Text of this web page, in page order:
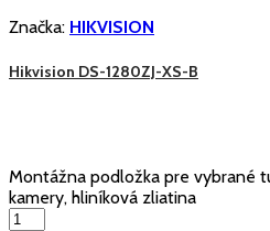
Značka: HIKVISION
Hikvision DS-1280ZJ-XS-B
Montážna podložka pre vybrané
kamery, hliníková zliatina